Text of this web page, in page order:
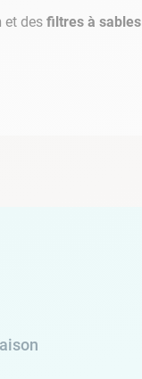
et des filtres à sables